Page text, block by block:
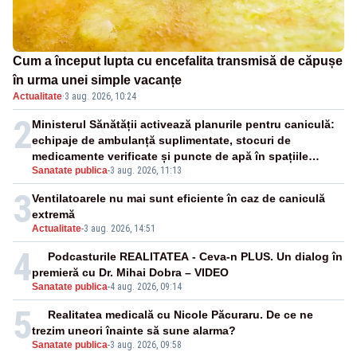
Cum a început lupta cu encefalita transmisă de căpușe
în urma unei simple vacanțe
Actualitate·3 aug. 2026, 10:24
2
Sanatate publica-3 aug. 2026, 11:13
Ministerul Sănătății activează planurile pentru caniculă:
echipaje de ambulanță suplimentate, stocuri de
medicamente verificate și puncte de apă în spațiile
publice
3Actualitate-3 aug. 2026, 14:51
Ventilatoarele nu mai sunt eficiente în caz de caniculă
extremă
4Sanatate publica-4 aug. 2026, 09:14
Podcasturile REALITATEA - Ceva-n PLUS. Un dialog în
premieră cu Dr. Mihai Dobra – VIDEO
5Sanatate publica-3 aug. 2026, 09:58
Realitatea medicală cu Nicole Păcuraru. De ce ne
trezim uneori înainte să sune alarma?